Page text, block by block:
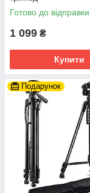
Готово до відправки
1 099 ₴
Купити
Подарунок